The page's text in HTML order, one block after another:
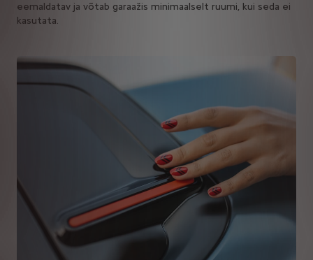
eemaldatav ja võtab garaažis minimaalselt ruumi, kui seda ei
kasutata.